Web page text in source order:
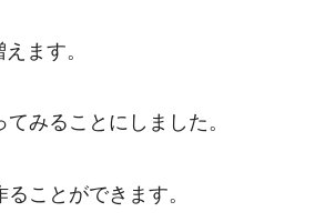
えます。
みることにしました。
ことができます。